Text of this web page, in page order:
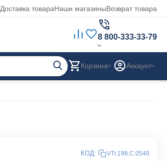
Доставка товараНаши магазиныВозврат товара
8 800-333-33-79
Корзина Аккаунт
КОД: VTr.198.C.0540